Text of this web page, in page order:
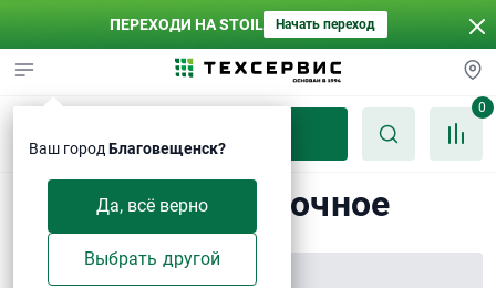
ПЕРЕХОДИ НА STOIL Начать переход
Ваш город Благовещенск?
Да, всё верно
Выбрать другой
0
Кольцо прокладочное